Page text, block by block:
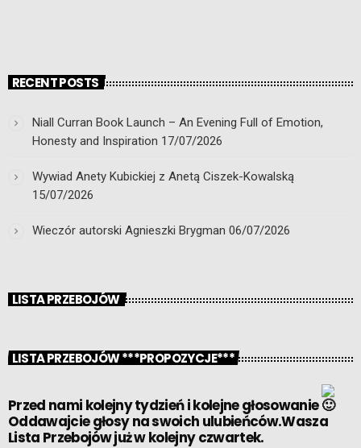
RECENT POSTS
Niall Curran Book Launch – An Evening Full of Emotion,
Honesty and Inspiration 17/07/2026
Wywiad Anety Kubickiej z Anetą Ciszek-Kowalską
15/07/2026
Wieczór autorski Agnieszki Brygman 06/07/2026
LISTA PRZEBOJÓW
LISTA PRZEBOJÓW ***PROPOZYCJE***
Przed nami kolejny tydzień i kolejne głosowanie
Oddawajcie głosy na swoich ulubieńców.Wasza
Lista Przebojów już w kolejny czwartek.